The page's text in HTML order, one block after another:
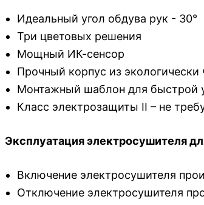
Идеальный угол обдува рук - 30°
Три цветовых решения
Мощный ИК-сенсор
Прочный корпус из
Монтажный шаблон для быстрой
Класс электрозащиты II – не
Эксплуатация электросушителя
Включение электросушителя
Отключение электросушителя